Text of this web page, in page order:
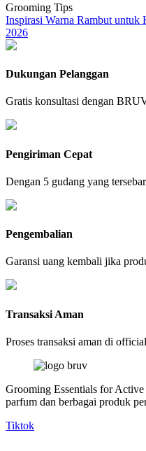
Grooming Tips
Inspirasi Warna Rambut
2026
Dukungan Pelanggan
Gratis konsultasi dengan
Pengiriman Cepat
Dengan 5 gudang yang
Pengembalian
Garansi uang kembali jika
Transaksi Aman
Proses transaksi aman di
Grooming Essentials for
parfum dan berbagai produk
Tiktok